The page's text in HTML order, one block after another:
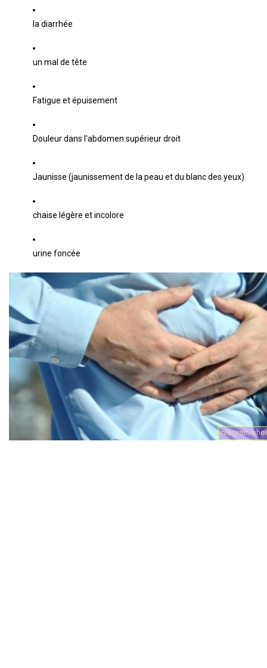
la diarrhée
un mal de tête
Fatigue et épuisement
Douleur dans l'abdomen supérieur droit
Jaunisse (jaunissement de la peau et du blanc des yeux)
chaise légère et incolore
urine foncée